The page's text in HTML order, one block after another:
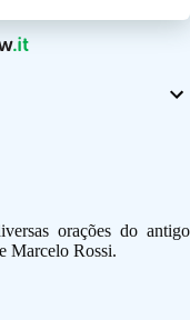
orações do antigo
Marcelo Rossi.